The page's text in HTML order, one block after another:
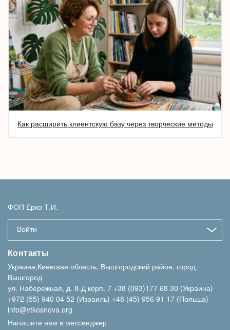
Как расширить клиентскую базу через творческие методы
ФОП Ерко Т.И.
Войти
Контакты
Украина,Киевская область, Вышгородский район, город
Вышгород
ул. Набережная, д. 8-Д корп. 7 +38 (093)177 68 30 (Украина)
+972 (55) 940 04 52 (Израиль) +48 (45) 956 91 17 (Польша)
info@vtkosnova.org
Напишите нам в мессенджер